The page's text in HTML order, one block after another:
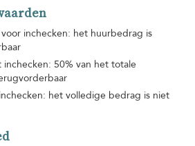
inchecken: het huurbedrag is
50% van het totale
het volledige bedrag is niet